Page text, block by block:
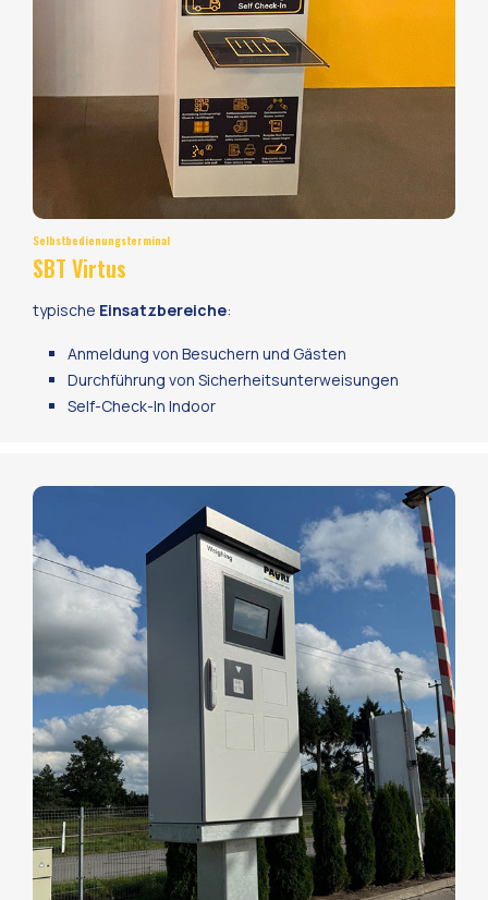
Selbstbedienungsterminal
SBT Virtus
typische Einsatzbereiche:
Anmeldung von Besuchern und Gästen
Durchführung von Sicherheitsunterweisungen
Self-Check-In Indoor